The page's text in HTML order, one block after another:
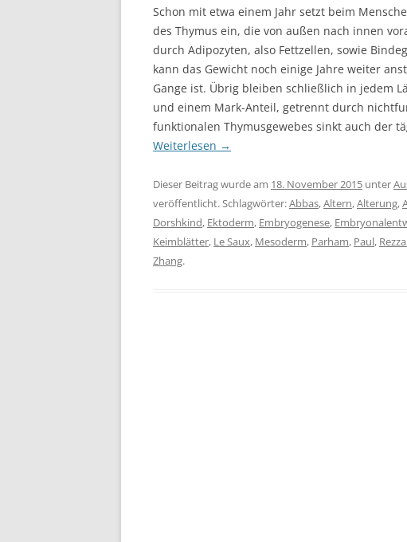
Schon mit etwa einem Jahr setzt beim
des Thymus ein, die von außen nach innen
durch Adipozyten, also Fettzellen, sowie
kann das Gewicht noch einige Jahre weiter
Gange ist. Übrig bleiben schließlich in jedem
und einem Mark-Anteil, getrennt durch
funktionalen Thymusgewebes sinkt auch der
Weiterlesen →
Dieser Beitrag wurde am 18. November 2015 unter
veröffentlicht. Schlagwörter:Abbas,Altern,Alterung,
Dorshkind, Ektoderm, Embryogenese,
Keimblätter, Le Saux, Mesoderm, Parham, Paul,
Zhang.